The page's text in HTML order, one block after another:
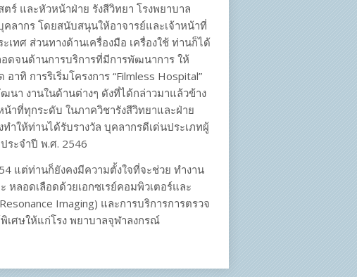
และหัวหน้าฝ่าย รังสีวิทยา โรงพยาบาล
ลากร โดยสนับสนุนให้อาจารย์และเจ้าหน้าที่
ทศ ส่วนทางด้านเครื่องมือ เครื่องใช้ ท่านก็ได้
ดจนด้านการบริการที่มีการพัฒนาการ ให้
ทิ การริเริ่มโครงการ “Filmless Hospital”
นา งานในด้านต่างๆ ดังที่ได้กล่าวมาแล้วข้าง
าที่ทุกระดับ ในภาควิชารังสีวิทยาและฝ่าย
ให้ท่านได้รับรางวัล บุคลากรดีเด่นประเภทผู้
ระจำปี พ.ศ. 2546
แต่ท่านก็ยังคงมีความตั้งใจที่จะช่วย ทำงาน
หลอดเลือดด้วยเอกซเรย์คอมพิวเตอร์และ
Imaging) และการบริการการตรวจ
เศษให้แก่โรง พยาบาลจุฬาลงกรณ์